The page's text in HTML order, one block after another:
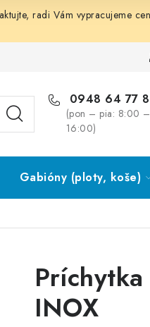
, radi Vám vypracujeme
0948 64 77
(pon – pia: 8:00 –
16:00)
Gabióny (ploty, koše)
INOX